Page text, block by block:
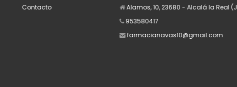
Contacto
Alamos, 10, 23680 - Alcalá la Real
953580417
farmacianavas10@gmail.com